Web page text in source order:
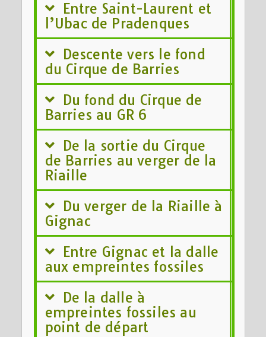
Entre Saint-Laurent et
l’Ubac de Pradenques
Descente vers le fond
du Cirque de Barries
Du fond du Cirque de
Barries au GR 6
De la sortie du Cirque
de Barries au verger de la
Riaille
Du verger de la Riaille à
Gignac
Entre Gignac et la dalle
aux empreintes fossiles
De la dalle à
empreintes fossiles au
point de départ